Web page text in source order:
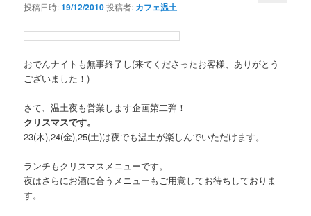
投稿日時:19/12/2010投稿者: カフェ温土
おでんナイトも無事終了し(来てくださったお客様、ありがとう
ございました！)
さて、温土夜も営業します企画第二弾！
クリスマスです。
23(木),24(金),25(土)は夜でも温土が楽しんでいただけます。
ランチもクリスマスメニューです。
夜はさらにお酒に合うメニューもご用意してお待ちしておりま
す。